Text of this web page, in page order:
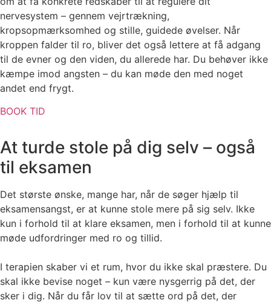
nervesystem – gennem vejrtrækning,
kropsopmærksomhed og stille, guidede øvelser. Når
kroppen falder til ro, bliver det også lettere at få adgang
til de evner og den viden, du allerede har. Du behøver ikke
kæmpe imod angsten – du kan møde den med noget
andet end frygt.
BOOK TID
At turde stole på dig selv – også
til eksamen
Det største ønske, mange har, når de søger hjælp til
eksamensangst, er at kunne stole mere på sig selv. Ikke
kun i forhold til at klare eksamen, men i forhold til at kunne
møde udfordringer med ro og tillid.
I terapien skaber vi et rum, hvor du ikke skal præstere. Du
skal ikke bevise noget – kun være nysgerrig på det, der
sker i dig. Når du får lov til at sætte ord på det, der